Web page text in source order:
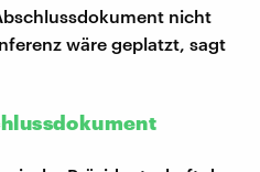
nicht
wäre geplatzt, sagt